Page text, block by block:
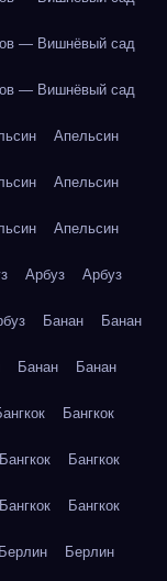
— Вишнёвый сад
— Вишнёвый сад
Апельсин
Апельсин
Апельсин
Арбуз Арбуз
Банан Банан
Банан Банан
Бангкок
Бангкок Бангкок
Бангкок Бангкок
Берлин Берлин